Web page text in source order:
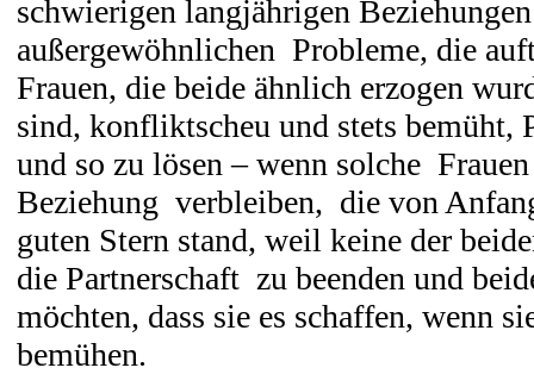
schwierigen langjährigen
außergewöhnlichen Probleme, die
Frauen, die beide ähnlich erzogen
sind, konfliktscheu und stets bemüht,
und so zu lösen – wenn solche
Beziehung verbleiben, die von
guten Stern stand, weil keine der
die Partnerschaft zu beenden und
möchten, dass sie es schaffen, wenn
bemühen.